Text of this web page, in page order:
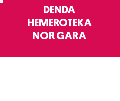
DENDA
HEMEROTEKA
NOR GARA